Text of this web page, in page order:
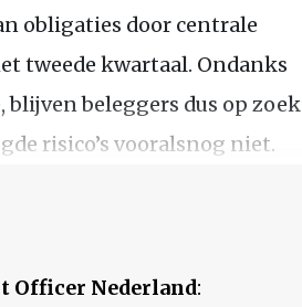
obligaties door centrale
tweede kwartaal. Ondanks
blijven beleggers dus op zoek
risico’s vooralsnog niet.
Officer Nederland: